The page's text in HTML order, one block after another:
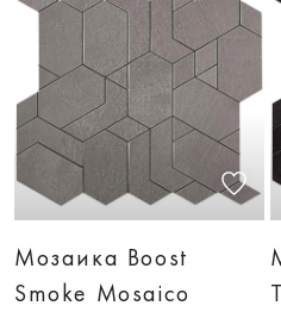
Мозаика Boost
Smoke Mosaico